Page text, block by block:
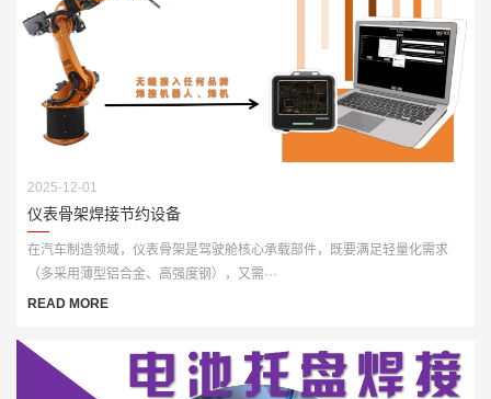
2025-12-01
仪表骨架焊接节约设备
在汽车制造领域，仪表骨架是驾驶舱核心承载部件，既要满足轻量化需求
（多采用薄型铝合金、高强度钢），又需···
READ MORE